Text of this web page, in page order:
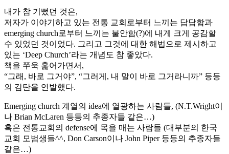
내가 참 기뻤던 것은,
저자가 이야기하고 있는 전통 교회로부터 느끼는 답답함과
emerging church로부터 느끼는 불안함(?)에 내게 크게 공감할
수 있었던 것이었다. 그리고 그것에 대한 해법으로 제시하고
있는 ‘Deep Church’라는 개념도 참 좋았다.
책을 쭈욱 훑어가면서,
“그래, 바로 그거야”, “그러게, 내 말이 바로 그거라니까” 등등
의 감탄을 연발했다.
Emerging church 계열의 idea에 열광하는 사람들, (N.T.Wright이
나 Brian McLaren 등등의 추종자들 같은…)
혹은 전통교회의 defense에 목을 매는 사람들 (대부분의 한국
교회 모범생들^^, Don Carson이나 John Piper 등등의 추종자들
같은…)